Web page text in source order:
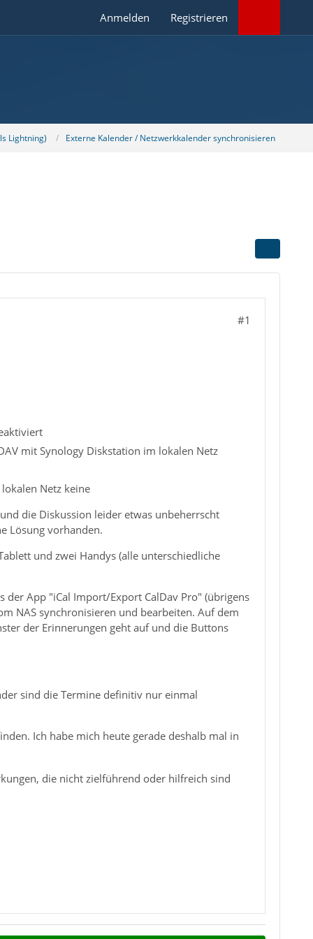
Anmelden Registrieren
Lightning) Externe Kalender / Netzwerkkalender synchronisieren
#1
mit Synology Diskstation im lokalen Netz
Netz keine
die Diskussion leider etwas unbeherrscht
Lösung vorhanden.
und zwei Handys (alle unterschiedliche
App "iCal Import/Export CalDav Pro" (übrigens
NAS synchronisieren und bearbeiten. Auf dem
der Erinnerungen geht auf und die Buttons
sind die Termine definitiv nur einmal
Ich habe mich heute gerade deshalb mal in
die nicht zielführend oder hilfreich sind